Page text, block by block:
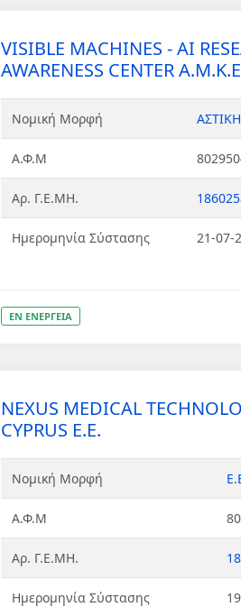
VISIBLE MACHINES - AI
AWARENESS CENTER
Νομική Μορφή
Α.Φ.Μ
Αρ. Γ.Ε.ΜΗ.
Ημερομηνία Σύστασης 21-07-
ΕΝ ΕΝΕΡΓΕΙΑ
NEXUS MEDICAL
CYPRUS Ε.Ε.
Νομική Μορφή
Α.Φ.Μ
Αρ. Γ.Ε.ΜΗ.
Ημερομηνία Σύστασης